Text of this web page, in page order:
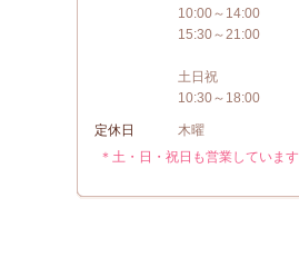
10:00～14:00
15:30～21:00
土日祝
10:30～18:00
定休日
木曜
＊土・日・祝日も営業しています